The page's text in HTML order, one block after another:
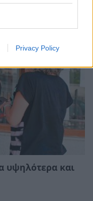
Privacy Policy
υψηλότερα και